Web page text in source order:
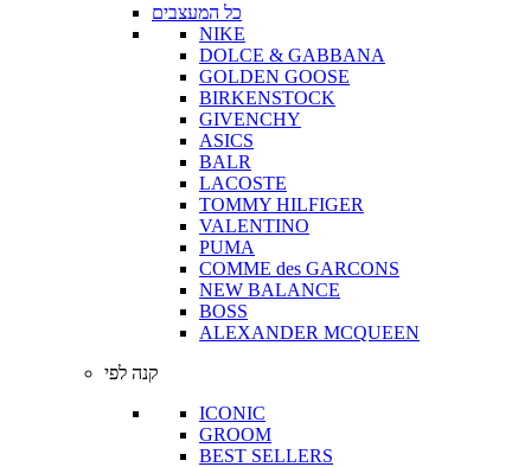
כל המעצבים
NIKE
DOLCE & GABBANA
GOLDEN GOOSE
BIRKENSTOCK
GIVENCHY
ASICS
BALR
LACOSTE
TOMMY HILFIGER
VALENTINO
PUMA
COMME des GARCONS
NEW BALANCE
BOSS
ALEXANDER MCQUEEN
קנה לפי
ICONIC
GROOM
BEST SELLERS